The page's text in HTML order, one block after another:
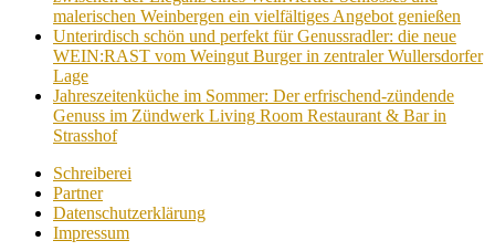
malerischen Weinbergen ein vielfältiges Angebot genießen
Unterirdisch schön und perfekt für Genussradler: die neue
WEIN:RAST vom Weingut Burger in zentraler Wullersdorfer
Lage
Jahreszeitenküche im Sommer: Der erfrischend-zündende
Genuss im Zündwerk Living Room Restaurant & Bar in
Strasshof
Schreiberei
Partner
Datenschutzerklärung
Impressum